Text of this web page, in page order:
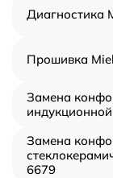
Диагностика
Прошивка
Замена
Замена
6679